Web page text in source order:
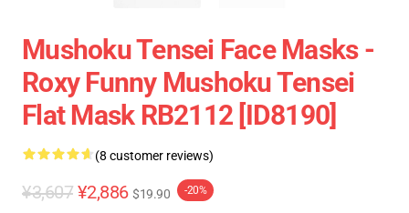
Mushoku Tensei Face Masks -
Roxy Funny Mushoku Tensei
Flat Mask RB2112 [ID8190]
(8 customer reviews)
¥3,607 ¥2,886 $19.90 -20%